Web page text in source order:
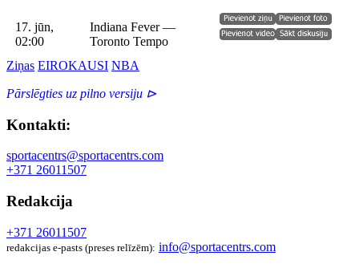
17. jūn,
02:00
Indiana Fever —
Toronto Tempo
Ziņas EIROKAUSI NBA
Pārslēgties uz pilno versiju ⊳
Kontakti:
sportacentrs@sportacentrs.com
+371 26011507
Redakcija
+371 26011507
redakcijas e-pasts (preses relīzēm): info@sportacentrs.com